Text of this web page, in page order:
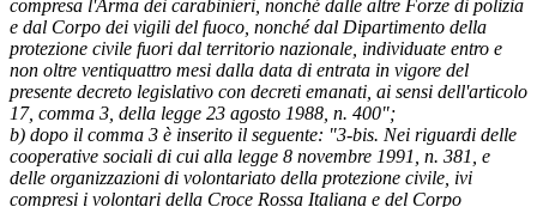
compresa l'Arma dei carabinieri, nonché dalle altre Forze di polizia
e dal Corpo dei vigili del fuoco, nonché dal Dipartimento della
protezione civile fuori dal territorio nazionale, individuate entro e
non oltre ventiquattro mesi dalla data di entrata in vigore del
presente decreto legislativo con decreti emanati, ai sensi dell'articolo
17, comma 3, della legge 23 agosto 1988, n. 400";
b) dopo il comma 3 è inserito il seguente: "3-bis. Nei riguardi delle
cooperative sociali di cui alla legge 8 novembre 1991, n. 381, e
delle organizzazioni di volontariato della protezione civile, ivi
compresi i volontari della Croce Rossa Italiana e del Corpo